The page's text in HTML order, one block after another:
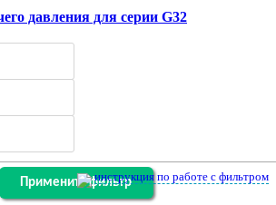
давления для серии G32
инструкция по работе с фильтром